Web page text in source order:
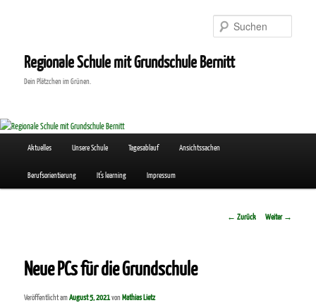
Regionale Schule mit Grundschule Bernitt
Dein Plätzchen im Grünen.
Aktuelles Unsere Schule Tagesablauf Ansichtssachen
Berufsorientierung It’s learning Impressum
Beitrags-
← Zurück Weiter →
Neue PCs für die Grundschule
Veröffentlicht amAugust 5, 2021vonMathias Lietz